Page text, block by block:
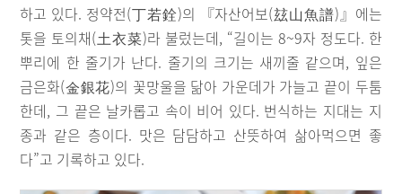
하고 있다. 정약전(丁若銓)의 『자산어보(玆山魚譜)』에는
톳을 토의채(土衣菜)라 불렀는데, “길이는 8~9자 정도다. 한
뿌리에 한 줄기가 난다. 줄기의 크기는 새끼줄 같으며, 잎은
금은화(金銀花)의 꽃망울을 닮아 가운데가 가늘고 끝이 두툼
한데, 그 끝은 날카롭고 속이 비어 있다. 번식하는 지대는 지
종과 같은 층이다. 맛은 담담하고 산뜻하여 삶아먹으면 좋
다”고 기록하고 있다.